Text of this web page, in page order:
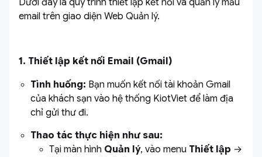
Dưới đây là quy trình thiết lập kết nối và quản lý mẫu
email trên giao diện Web Quản lý.
1. Thiết lập kết nối Email (Gmail)
Tình huống: Bạn muốn kết nối tài khoản Gmail
của khách sạn vào hệ thống KiotViet để làm địa
chỉ gửi thư đi.
Thao tác thực hiện như sau:
Tại màn hình Quản lý, vào menu Thiết lập →